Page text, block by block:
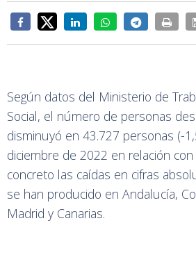
Según datos del Ministerio de
Social, el número de personas
disminuyó en 43.727 personas (-
diciembre de 2022 en relación
concreto las caídas en cifras
se han producido en Andalucía,
Madrid y Canarias.